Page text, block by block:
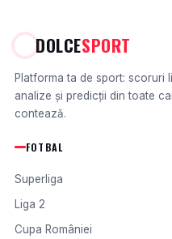
DOLCESPORT
Platforma ta de sport: scoruri
analize și predicții din toate
contează.
FOTBAL
Superliga
Liga 2
Cupa României